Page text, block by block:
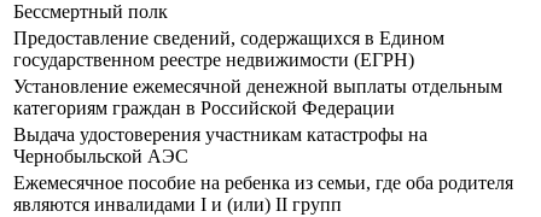
Бессмертный полк
Предоставление сведений, содержащихся в Едином
государственном реестре недвижимости (ЕГРН)
Установление ежемесячной денежной выплаты отдельным
категориям граждан в Российской Федерации
Выдача удостоверения участникам катастрофы на
Чернобыльской АЭС
Ежемесячное пособие на ребенка из семьи, где оба родителя
являются инвалидами I и (или) II групп